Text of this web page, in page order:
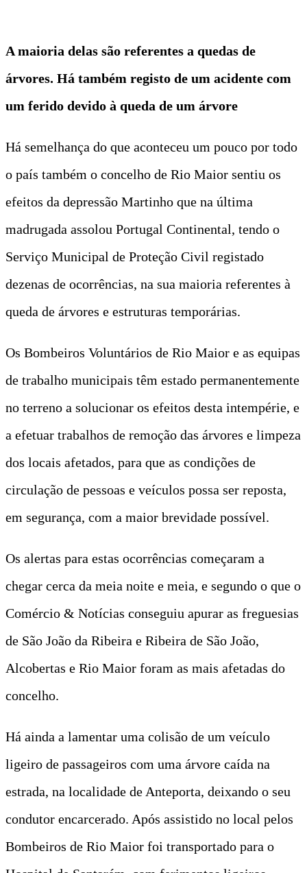
A maioria delas são referentes a quedas de
árvores. Há também registo de um acidente com
um ferido devido à queda de um árvore
Há semelhança do que aconteceu um pouco por todo
o país também o concelho de Rio Maior sentiu os
efeitos da depressão Martinho que na última
madrugada assolou Portugal Continental, tendo o
Serviço Municipal de Proteção Civil registado
dezenas de ocorrências, na sua maioria referentes à
queda de árvores e estruturas temporárias.
Os Bombeiros Voluntários de Rio Maior e as equipas
de trabalho municipais têm estado permanentemente
no terreno a solucionar os efeitos desta intempérie, e
a efetuar trabalhos de remoção das árvores e limpeza
dos locais afetados, para que as condições de
circulação de pessoas e veículos possa ser reposta,
em segurança, com a maior brevidade possível.
Os alertas para estas ocorrências começaram a
chegar cerca da meia noite e meia, e segundo o que o
Comércio & Notícias conseguiu apurar as freguesias
de São João da Ribeira e Ribeira de São João,
Alcobertas e Rio Maior foram as mais afetadas do
concelho.
Há ainda a lamentar uma colisão de um veículo
ligeiro de passageiros com uma árvore caída na
estrada, na localidade de Anteporta, deixando o seu
condutor encarcerado. Após assistido no local pelos
Bombeiros de Rio Maior foi transportado para o